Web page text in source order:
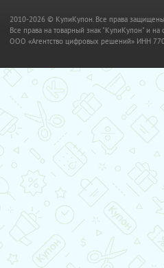
2010-2026 © КупиКупон. Все права защищены.
Все права на товарный знак "КупиКупон" и
OOO «Агентство цифровых решений» ИНН